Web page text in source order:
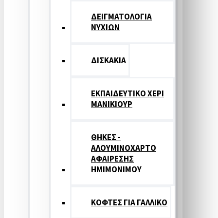
ΔΕΙΓΜΑΤΟΛΟΓΙΑ
ΝΥΧΙΩΝ
ΔΙΣΚΑΚΙΑ
ΕΚΠΑΙΔΕΥΤΙΚΟ ΧΕΡΙ
ΜΑΝΙΚΙΟΥΡ
ΘΗΚΕΣ -
ΑΛΟΥΜΙΝΟΧΑΡΤΟ
ΑΦΑΙΡΕΣΗΣ
ΗΜΙΜΟΝΙΜΟΥ
ΚΟΦΤΕΣ ΓΙΑ ΓΑΛΛΙΚΟ